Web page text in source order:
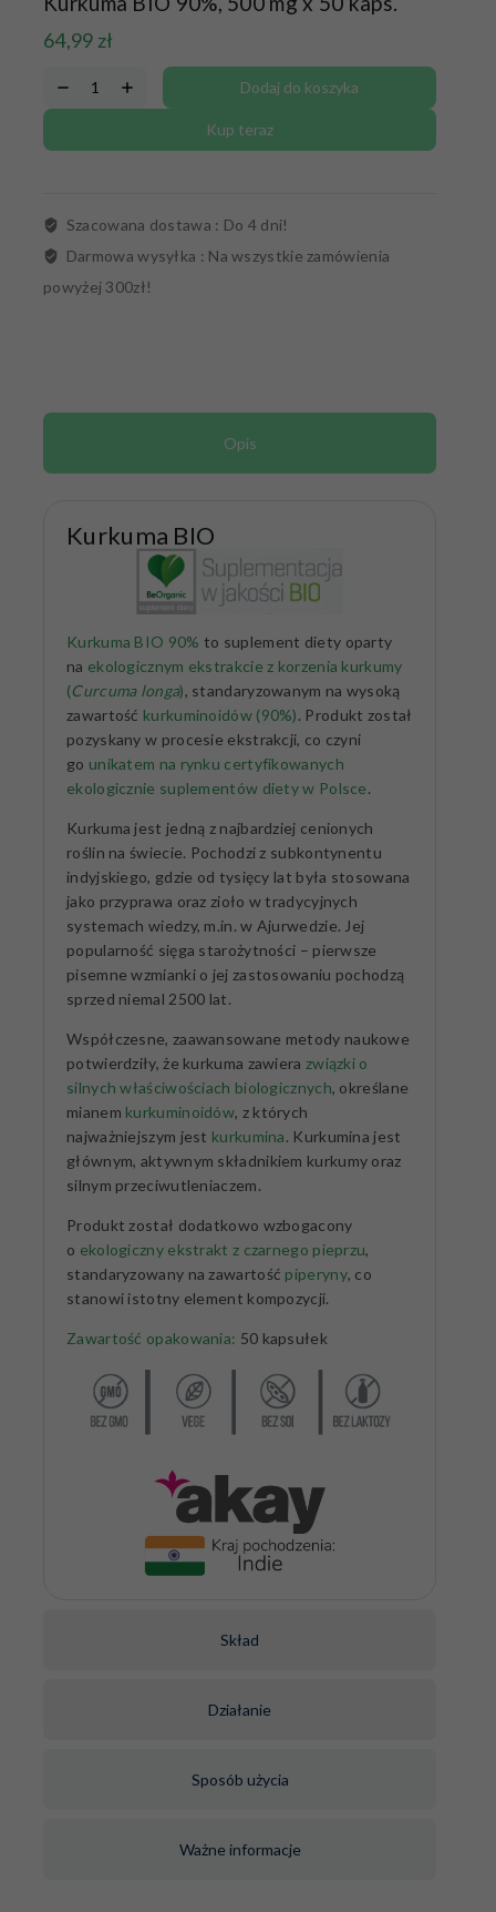
64,99 zł
Dodaj do koszyka
Kup teraz
Szacowana dostawa : Do 4 dni!
Darmowa wysyłka : Na wszystkie zamówienia
powyżej 300zł!
Opis
Skład
Działanie
Sposób użycia
Ważne informacje
Kurkuma BIO
Kurkuma BIO 90% to suplement diety oparty
na ekologicznym ekstrakcie z korzenia kurkumy
(Curcuma longa), standaryzowanym na wysoką
zawartość kurkuminoidów (90%). Produkt został
pozyskany w procesie ekstrakcji, co czyni
go unikatem na rynku certyfikowanych
ekologicznie suplementów diety w Polsce.
Kurkuma jest jedną z najbardziej cenionych
roślin na świecie. Pochodzi z subkontynentu
indyjskiego, gdzie od tysięcy lat była stosowana
jako przyprawa oraz zioło w tradycyjnych
systemach wiedzy, m.in. w Ajurwedzie. Jej
popularność sięga starożytności – pierwsze
pisemne wzmianki o jej zastosowaniu pochodzą
sprzed niemal 2500 lat.
Współczesne, zaawansowane metody naukowe
potwierdziły, że kurkuma zawiera związki o
silnych właściwościach biologicznych, określane
mianem kurkuminoidów, z których
najważniejszym jest kurkumina. Kurkumina jest
głównym, aktywnym składnikiem kurkumy oraz
silnym przeciwutleniaczem.
Produkt został dodatkowo wzbogacony
o ekologiczny ekstrakt z czarnego pieprzu,
standaryzowany na zawartość piperyny, co
stanowi istotny element kompozycji.
Zawartość opakowania: 50 kapsułek